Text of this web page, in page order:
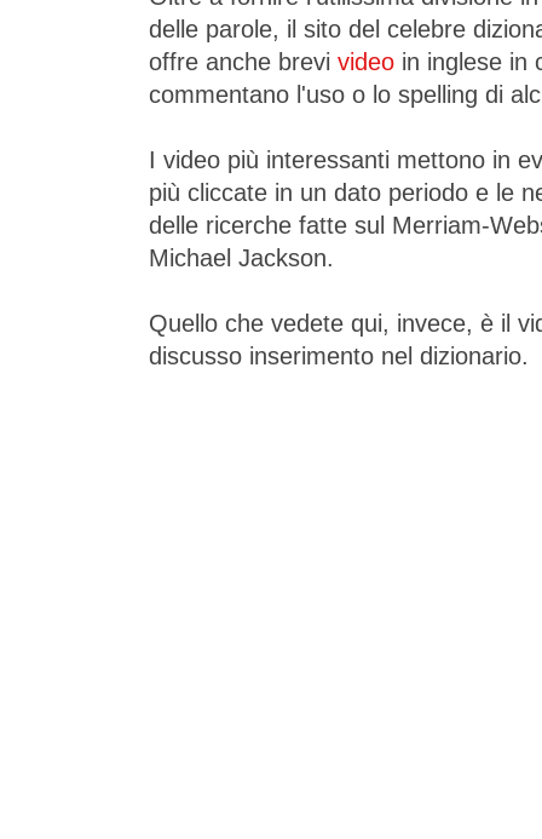
delle parole, il sito del celebre
offre anche brevi video in inglese in
commentano l'uso o lo spelling di
I video più interessanti mettono in
più cliccate in un dato periodo e le
delle ricerche fatte sul Merriam-
Michael Jackson.
Quello che vedete qui, invece, è il
discusso inserimento nel dizionario.